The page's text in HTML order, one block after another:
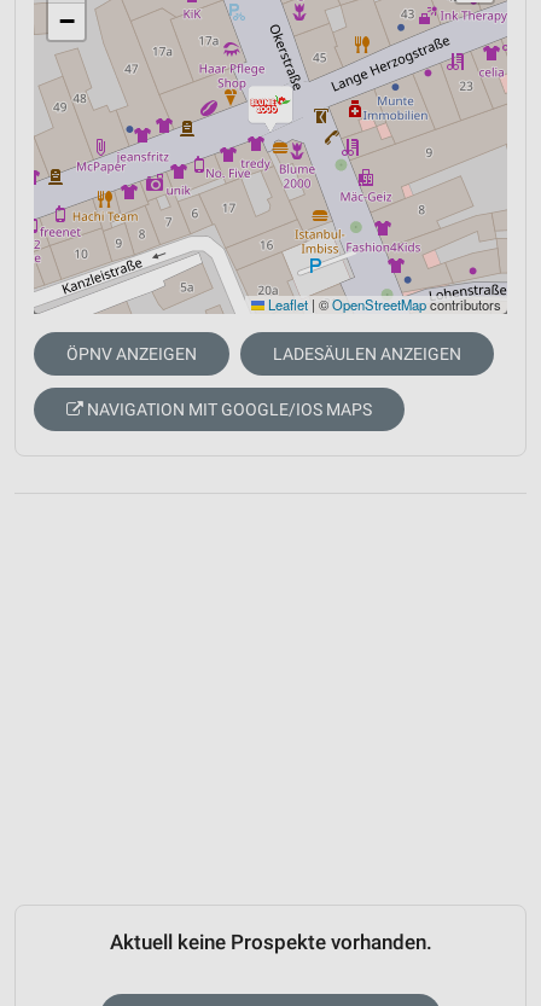
−
Leaflet | ©OpenStreetMapcontributors
ÖPNV ANZEIGEN LADESÄULEN ANZEIGEN
NAVIGATION MIT GOOGLE/IOS MAPS
Aktuell keine Prospekte vorhanden.